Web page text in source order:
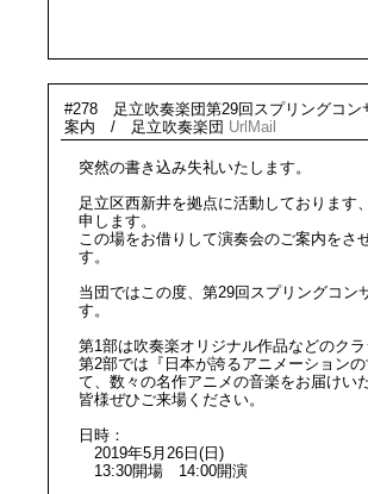
#278 足立吹奏楽団第29回スプリングコン
案内 / 足立吹奏楽団 Url Mail
突然の書き込み失礼いたします。
足立区西新井を拠点に活動しております
申します。
この場をお借りして演奏会のご案内をさ
す。
当団ではこの度、第29回スプリングコン
す。
第1部は吹奏楽オリジナル作品などのクラ
第2部では『日本が誇るアニメーション
て、数々の名作アニメの音楽をお届けい
皆様ぜひご来場ください。
日時：
2019年5月26日(日)
13:30開場 14:00開演